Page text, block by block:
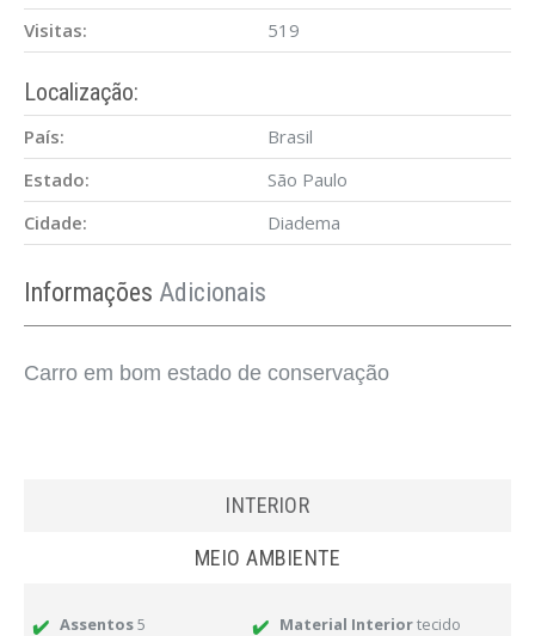
Visitas:
519
Localização:
País:
Brasil
Estado:
São Paulo
Cidade:
Diadema
Informações Adicionais
Carro em bom estado de conservação
INTERIOR
MEIO AMBIENTE
Assentos5 Material Interiortecido